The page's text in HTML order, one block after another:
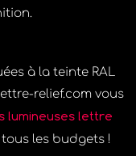
à la teinte RAL
relief.com vous
lumineuses lettre
les budgets !